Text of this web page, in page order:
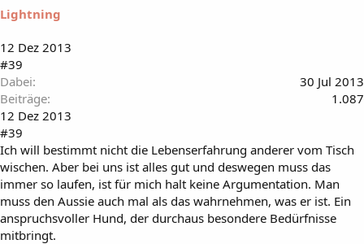
Lightning
12 Dez 2013
#39
Dabei
30 Jul 2013
Beiträge
1.087
12 Dez 2013
#39
Ich will bestimmt nicht die Lebenserfahrung anderer vom Tisch
wischen. Aber bei uns ist alles gut und deswegen muss das
immer so laufen, ist für mich halt keine Argumentation. Man
muss den Aussie auch mal als das wahrnehmen, was er ist. Ein
anspruchsvoller Hund, der durchaus besondere Bedürfnisse
mitbringt.